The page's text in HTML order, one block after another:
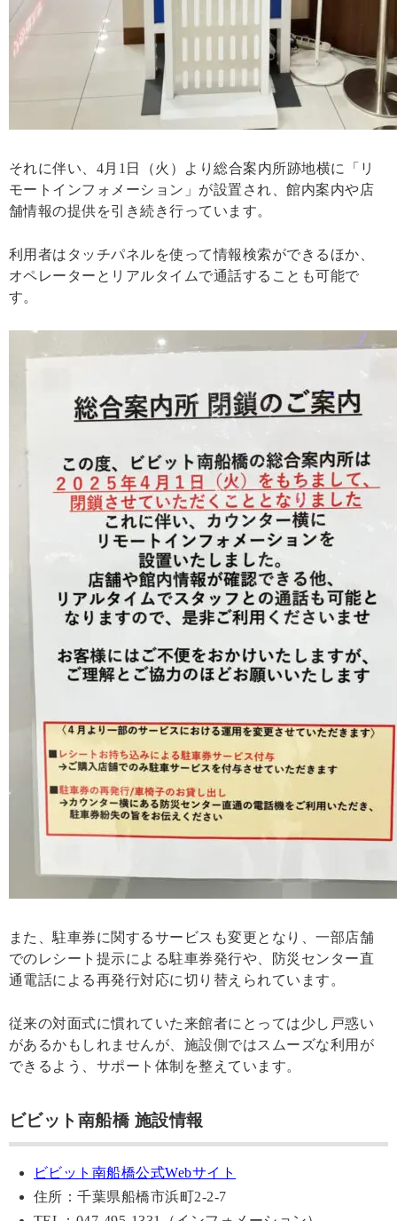
それに伴い、4月1日（火）より総合案内所跡地横に「リ
モートインフォメーション」が設置され、館内案内や店
舗情報の提供を引き続き行っています。
利用者はタッチパネルを使って情報検索ができるほか、
オペレーターとリアルタイムで通話することも可能で
す。
また、駐車券に関するサービスも変更となり、一部店舗
でのレシート提示による駐車券発行や、防災センター直
通電話による再発行対応に切り替えられています。
従来の対面式に慣れていた来館者にとっては少し戸惑い
があるかもしれませんが、施設側ではスムーズな利用が
できるよう、サポート体制を整えています。
ビビット南船橋 施設情報
ビビット南船橋公式Webサイト
住所：千葉県船橋市浜町2-2-7